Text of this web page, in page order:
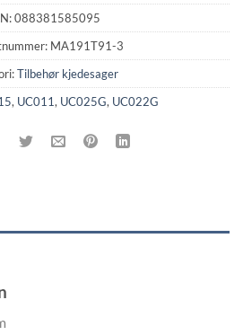
088381585095
MA191T91-3
Tilbehør kjedesager
, UC011, UC025G, UC022G